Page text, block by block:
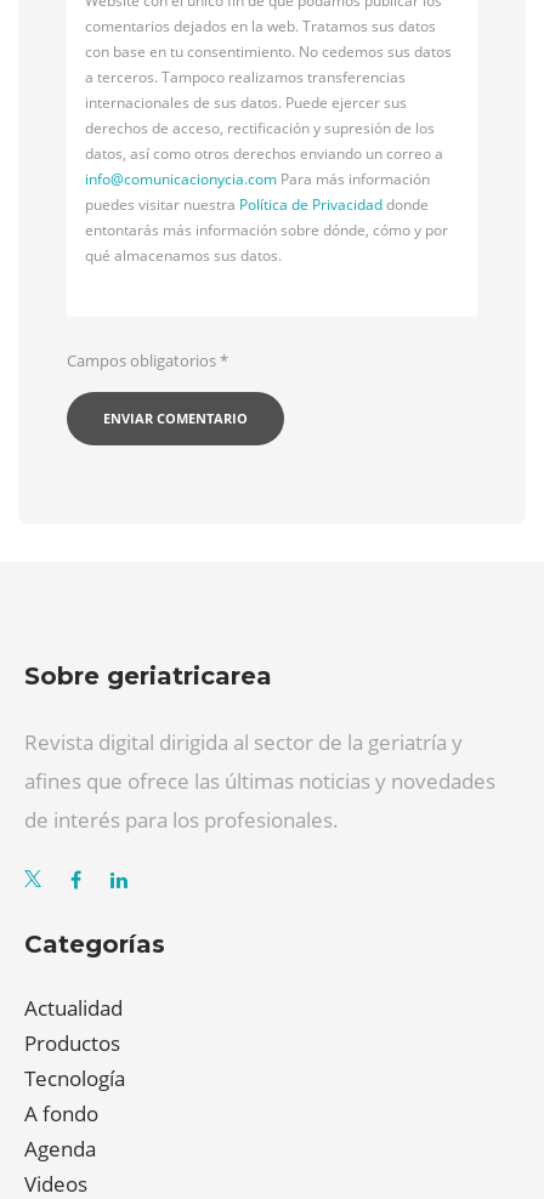
comentarios dejados en la web. Tratamos sus datos
con base en tu consentimiento. No cedemos sus datos
a terceros. Tampoco realizamos transferencias
internacionales de sus datos. Puede ejercer sus
derechos de acceso, rectificación y supresión de los
datos, así como otros derechos enviando un correo a
info@comunicacionycia.com Para más información
puedes visitar nuestra Política de Privacidaddonde
entontarás más información sobre dónde, cómo y por
qué almacenamos sus datos.
Campos obligatorios*
Sobre geriatricarea
Revista digital dirigida al sector de la geriatría y
afines que ofrece las últimas noticias y novedades
de interés para los profesionales.
Categorías
Actualidad
Productos
Tecnología
A fondo
Agenda
Videos